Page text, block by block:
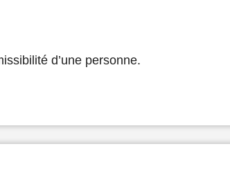
d’une personne.